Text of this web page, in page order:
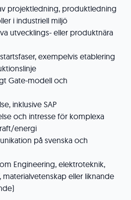
projektledning, produktledning
i industriell miljö
utvecklings- eller produktnära
exempelvis etablering
Gate-modell och
inklusive SAP
och intresse för komplexa
energi
på svenska och
Engineering, elektroteknik,
materialvetenskap eller liknande